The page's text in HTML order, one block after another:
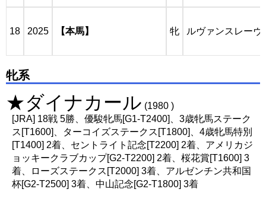
18 2025 【本馬】 牝 ルヴァンスレーヴ
牝系
★ダイナカール (1980 )
[JRA] 18戦 5勝、優駿牝馬[G1-T2400]、3歳牝馬ステーク
ス[T1600]、ターコイズステークス[T1800]、4歳牝馬特別
[T1400] 2着、セントライト記念[T2200] 2着、アメリカジ
ョッキークラブカップ[G2-T2200] 2着、桜花賞[T1600] 3
着、ローズステークス[T2000] 3着、アルゼンチン共和国
杯[G2-T2500] 3着、中山記念[G2-T1800] 3着